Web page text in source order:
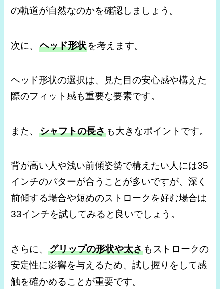
の軌道が自然なのかを確認しましょう。
次に、ヘッド形状を考えます。
ヘッド形状の選択は、見た目の安心感や構えた
際のフィット感も重要な要素です。
また、シャフトの長さ も大きなポイントです。
背が高い人や浅い前傾姿勢で構えたい人には35
インチのパターが合うことが多いですが、深く
前傾する場合や短めのストロークを好む場合は
33インチを試してみると良いでしょう。
さらに、グリップの形状や太さ もストロークの
安定性に影響を与えるため、試し握りをして感
触を確かめることが重要です。